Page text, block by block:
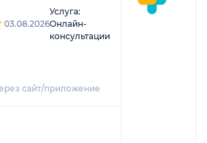
03.08.2026
Услуга:
Онлайн-
консультации
сайт/приложение